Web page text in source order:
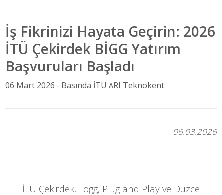
İş Fikrinizi Hayata Geçirin: 2026
İTÜ Çekirdek BİGG Yatırım
Başvuruları Başladı
06 Mart 2026 - Basında İTÜ ARI Teknokent
06.03.2026
İTÜ Çekirdek, Togg, Plug and Play ve Düzce